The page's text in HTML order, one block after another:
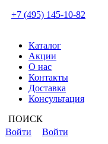
+7 (495) 145-10-82
Каталог
Акции
О нас
Контакты
Доставка
Консультация
ПОИСК
Войти
Войти